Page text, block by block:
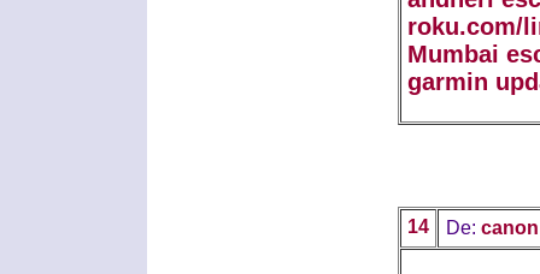
roku.com/
Mumbai
garmin
14 De: